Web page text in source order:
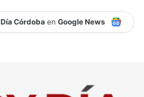
Córdoba en Google News